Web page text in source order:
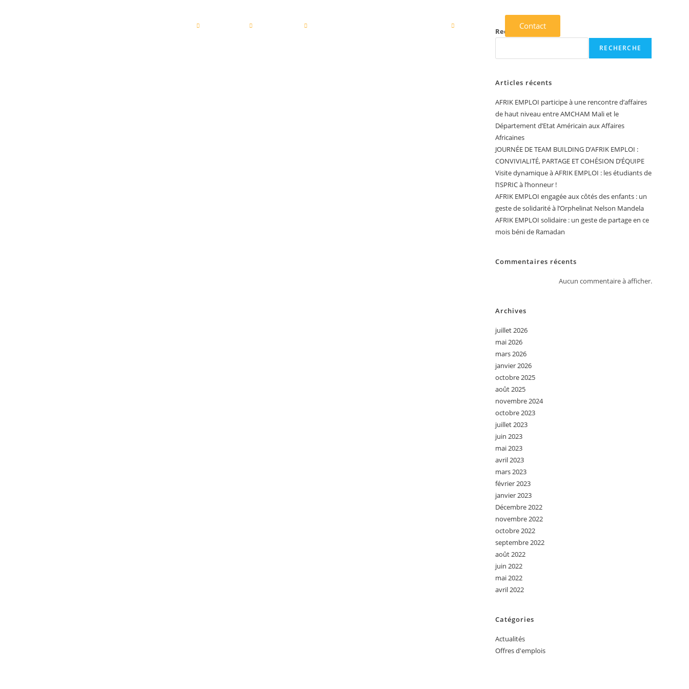
Contact
Recherche
RECHERCHE
Articles récents
AFRIK EMPLOI participe à une rencontre d’affaires
de haut niveau entre AMCHAM Mali et le
Département d’Etat Américain aux Affaires
Africaines
JOURNÉE DE TEAM BUILDING D’AFRIK EMPLOI :
CONVIVIALITÉ, PARTAGE ET COHÉSION D’ÉQUIPE
Visite dynamique à AFRIK EMPLOI : les étudiants de
l’ISPRIC à l’honneur !
AFRIK EMPLOI engagée aux côtés des enfants : un
geste de solidarité à l’Orphelinat Nelson Mandela
AFRIK EMPLOI solidaire : un geste de partage en ce
mois béni de Ramadan
Commentaires récents
Aucun commentaire à afficher.
Archives
juillet 2026
mai 2026
mars 2026
janvier 2026
octobre 2025
août 2025
novembre 2024
octobre 2023
juillet 2023
juin 2023
mai 2023
avril 2023
mars 2023
février 2023
janvier 2023
Décembre 2022
novembre 2022
octobre 2022
septembre 2022
août 2022
juin 2022
mai 2022
avril 2022
Catégories
Actualités
Offres d'emplois